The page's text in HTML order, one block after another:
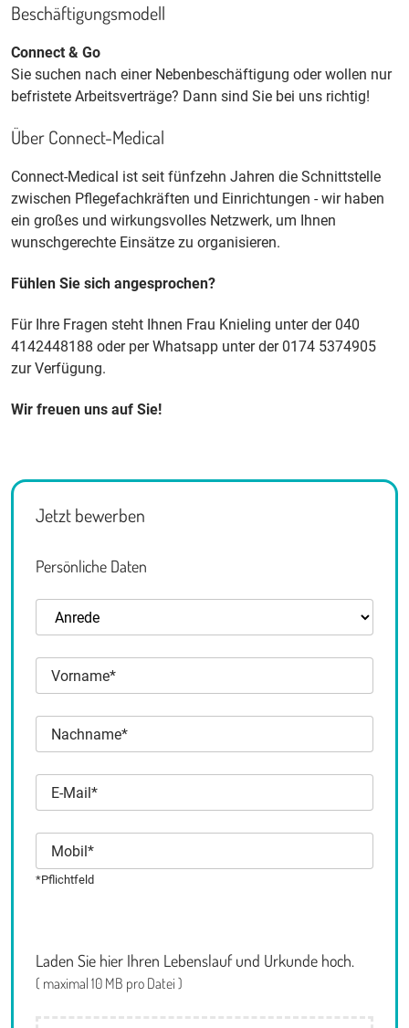
Beschäftigungsmodell
Connect & Go
Sie suchen nach einer Nebenbeschäftigung oder wollen nur
befristete Arbeitsverträge? Dann sind Sie bei uns richtig!
Über Connect-Medical
Connect-Medical ist seit fünfzehn Jahren die Schnittstelle
zwischen Pflegefachkräften und Einrichtungen - wir haben
ein großes und wirkungsvolles Netzwerk, um Ihnen
wunschgerechte Einsätze zu organisieren.
Fühlen Sie sich angesprochen?
Für Ihre Fragen steht Ihnen Frau Knieling unter der 040
4142448188 oder per Whatsapp unter der 0174 5374905
zur Verfügung.
Wir freuen uns auf Sie!
Jetzt bewerben
Persönliche Daten
*Pflichtfeld
Laden Sie hier Ihren Lebenslauf und Urkunde hoch.
( maximal 10 MB pro Datei )